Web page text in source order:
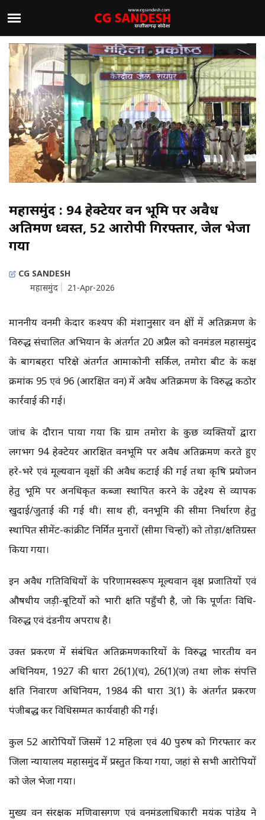
महासमुंद : 94 हेक्टेयर वन भूमि पर अवैध
अतिक्रमण ध्वस्त, 52 आरोपी गिरफ्तार, जेल भेजा
गया
CG SANDESH
महासमुंद
21-Apr-2026
माननीय वनमंत्री केदार कश्यप की मंशानुसार वन क्षेत्रों में अतिक्रमण के
विरुद्ध संचालित अभियान के अंतर्गत 20 अप्रैल को वनमंडल महासमुंद
के बागबहरा परिक्षेत्र अंतर्गत आमाकोनी सर्किल, तमोरा बीट के कक्ष
क्रमांक 95 एवं 96 (आरक्षित वन) में अवैध अतिक्रमण के विरुद्ध कठोर
कार्रवाई की गई।
जांच के दौरान पाया गया कि ग्राम तमोरा के कुछ व्यक्तियों द्वारा
लगभग 94 हेक्टेयर आरक्षित वनभूमि पर अवैध अतिक्रमण करते हुए
हरे-भरे एवं मूल्यवान वृक्षों की अवैध कटाई की गई तथा कृषि प्रयोजन
हेतु भूमि पर अनधिकृत कब्जा स्थापित करने के उद्देश्य से व्यापक
खुदाई/जुताई की गई थी। साथ ही, वनभूमि की सीमा निर्धारण हेतु
स्थापित सीमेंट-कांक्रीट निर्मित मुनारों (सीमा चिन्हों) को तोड़ा/क्षतिग्रस्त
किया गया।
इन अवैध गतिविधियों के परिणामस्वरूप मूल्यवान वृक्ष प्रजातियों एवं
औषधीय जड़ी-बूटियों को भारी क्षति पहुँची है, जो कि पूर्णतः विधि-
विरुद्ध एवं दंडनीय अपराध है।
उक्त प्रकरण में संबंधित अतिक्रमणकारियों के विरुद्ध भारतीय वन
अधिनियम, 1927 की धारा 26(1)(च), 26(1)(ज) तथा लोक संपत्ति
क्षति निवारण अधिनियम, 1984 की धारा 3(1) के अंतर्गत प्रकरण
पंजीबद्ध कर विधिसम्मत कार्यवाही की गई।
कुल 52 आरोपियों जिसमें 12 महिला एवं 40 पुरुष को गिरफ्तार कर
जिला न्यायालय महासमुंद में प्रस्तुत किया गया, जहां से सभी आरोपियों
को जेल भेजा गया।
मुख्य वन संरक्षक मणिवासगण एवं वनमंडलाधिकारी मयंक पांडेय ने